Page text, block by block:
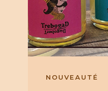
NOUVEAUTÉ